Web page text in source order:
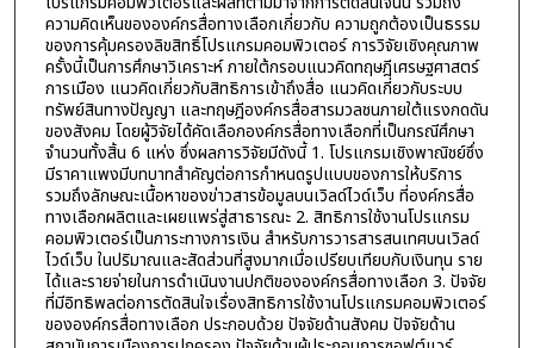
ความคิดเห็นขององค์กรสื่อทางเลือกเกี่ยวกับ ความถูกต้องเป็นธรรม
ของการคุ้มครองลิขสิทธิ์โปรแกรมคอมพิวเตอร์ การวิจัยเชิงคุณภาพ
ครั้งนี้เป็นการศึกษาวิเคราะห์ ภายใต้กรอบแนวคิดทฤษฎีเศรษฐศาสตร์
การเมือง แนวคิดเกี่ยวกับสิทธิการเข้าถึงสื่อ แนวคิดเกี่ยวกับระบบ
ทรัพย์สินทางปัญญา และทฤษฎีองค์กรสื่อสารมวลชนภายใต้แรงกดดัน
ของสังคม โดยผู้วิจัยได้คัดเลือกองค์กรสื่อทางเลือกที่เป็นกรณีศึกษา
จำนวนทั้งสิ้น 6 แห่ง ซึ่งผลการวิจัยมีดังนี้ 1. โปรแกรมเชิงพาณิชย์ซึ่ง
มีราคาแพงมีบทบาทสำคัญต่อการกำหนดรูปแบบของการให้บริการ
รวมถึงลักษณะเนื้อหาของข่าวสารข้อมูลบนเวิลด์ไวด์เว็บ ที่องค์กรสื่อ
ทางเลือกผลิตและเผยแพร่สู่สาธารณะ 2. สิทธิการใช้งานโปรแกรม
คอมพิวเตอร์เป็นภาระทางการเงิน สำหรับการวารสารสนเทศบนเวิลด์
ไวด์เว็บ ในปริมาณและสัดส่วนที่สูงมากเมื่อเปรียบเทียบกับเงินทุน ราย
ได้และรายจ่ายในการดำเนินงานปกติขององค์กรสื่อทางเลือก 3. ปัจจัย
ที่มีอิทธิพลต่อการตัดสินใจเรื่องสิทธิการใช้งานโปรแกรมคอมพิวเตอร์
ขององค์กรสื่อทางเลือก ประกอบด้วย ปัจจัยด้านสังคม ปัจจัยด้าน